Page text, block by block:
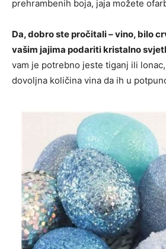
prehrambenih boja, jaja možete
Da, dobro ste pročitali – vino, bilo
vašim jajima podariti kristalno
vam je potrebno jeste tiganj ili
dovoljna količina vina da ih u